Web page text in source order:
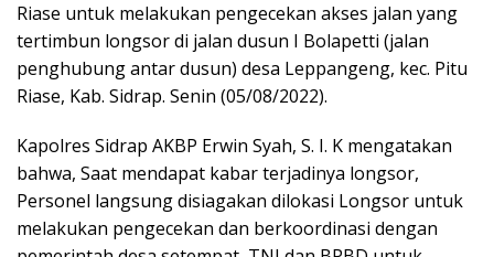
Riase untuk melakukan pengecekan akses jalan yang
tertimbun longsor di jalan dusun I Bolapetti (jalan
penghubung antar dusun) desa Leppangeng, kec. Pitu
Riase, Kab. Sidrap. Senin (05/08/2022).
Kapolres Sidrap AKBP Erwin Syah, S. I. K mengatakan
bahwa, Saat mendapat kabar terjadinya longsor,
Personel langsung disiagakan dilokasi Longsor untuk
melakukan pengecekan dan berkoordinasi dengan